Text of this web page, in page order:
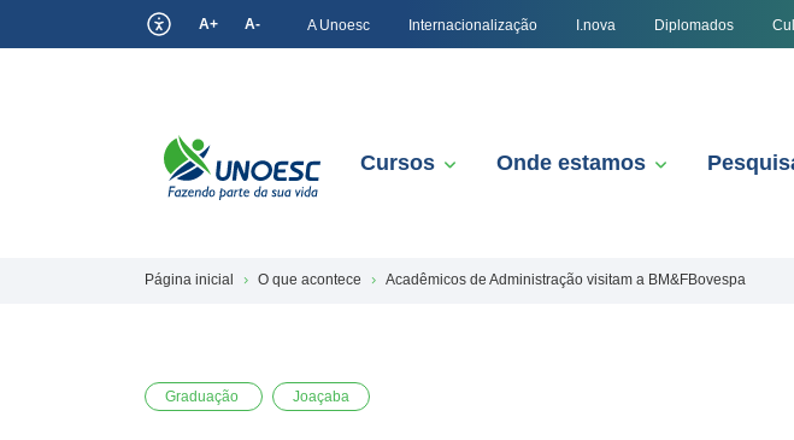
A+ A- A Unoesc Internacionalização I.nova Diplomados
Cursos Onde estamos
Página inicial O que acontece Acadêmicos de Administração visitam a BM&FBovespa
Graduação Joaçaba